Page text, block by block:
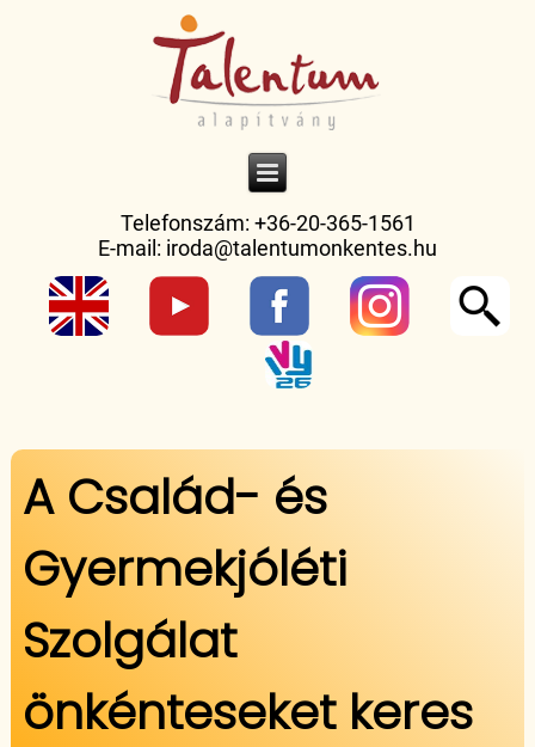
Telefonszám: +36-20-365-1561
E-mail: iroda@talentumonkentes.hu
Jelenlegi hely
A Család- és
Gyermekjóléti
Szolgálat
önkénteseket keres